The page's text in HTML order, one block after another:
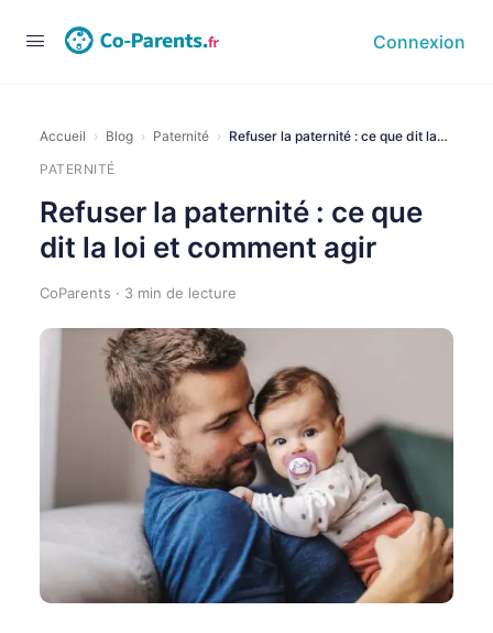
Connexion
Accueil › Blog › Paternité › Refuser la paternité : ce que dit la…
PATERNITÉ
Refuser la paternité : ce que
dit la loi et comment agir
CoParents · 3 min de lecture